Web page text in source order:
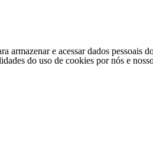
armazenar e acessar dados
do uso de cookies por nós e